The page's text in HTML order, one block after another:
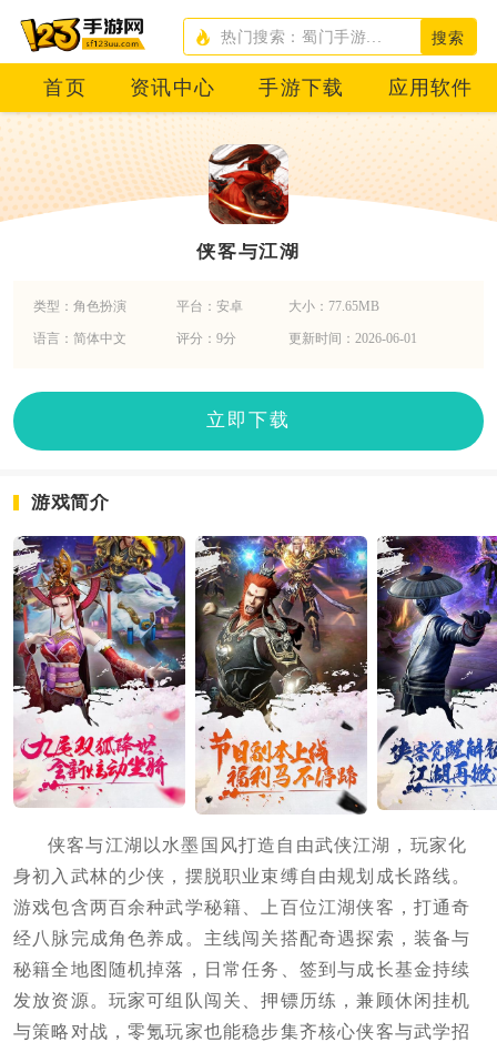
搜索
首页 资讯中心 手游下载 应用软件
侠客与江湖
类型：角色扮演 平台：安卓 大小：77.65MB
语言：简体中文 评分：9分 更新时间：2026-06-01
立即下载
游戏简介
侠客与江湖以水墨国风打造自由武侠江湖，玩家化
身初入武林的少侠，摆脱职业束缚自由规划成长路线。
游戏包含两百余种武学秘籍、上百位江湖侠客，打通奇
经八脉完成角色养成。主线闯关搭配奇遇探索，装备与
秘籍全地图随机掉落，日常任务、签到与成长基金持续
发放资源。玩家可组队闯关、押镖历练，兼顾休闲挂机
与策略对战，零氪玩家也能稳步集齐核心侠客与武学招